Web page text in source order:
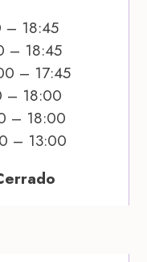
– 18:45
– 18:45
– 17:45
– 18:00
– 18:00
– 13:00